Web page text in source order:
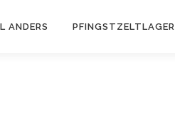
ANDERS PFINGSTZELTLAGER